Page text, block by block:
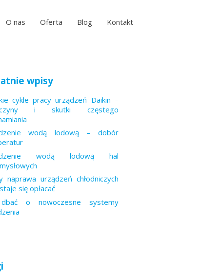
O nas Oferta Blog Kontakt
wpisy
cykle pracy urządzeń Daikin –
i skutki częstego
wodą lodową – dobór
wodą lodową hal
naprawa urządzeń chłodniczych
się opłacać
o nowoczesne systemy